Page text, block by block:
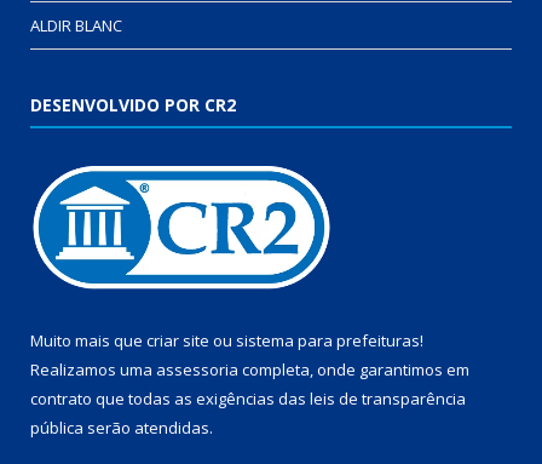
ALDIR BLANC
DESENVOLVIDO POR CR2
Muito mais que criar site ou sistema para prefeituras!
Realizamos uma assessoria completa, onde garantimos em
contrato que todas as exigências das leis de transparência
pública serão atendidas.